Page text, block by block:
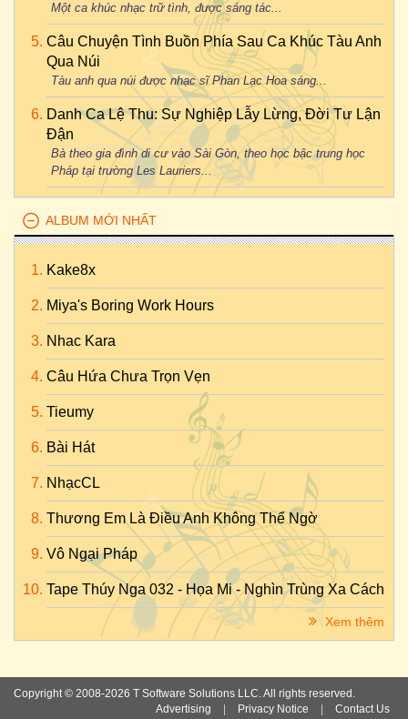
Một ca khúc nhạc trữ tình, được sáng tác...
Câu Chuyện Tình Buồn Phía Sau Ca Khúc Tàu Anh
Qua Núi
Tàu anh qua núi được nhạc sĩ Phan Lạc Hoa sáng...
Danh Ca Lệ Thu: Sự Nghiệp Lẫy Lừng, Đời Tư Lận
Đận
Bà theo gia đình di cư vào Sài Gòn, theo học bậc trung học
Pháp tại trường Les Lauriers...
ALBUM MỚI NHẤT
Kake8x
Miya's Boring Work Hours
Nhac Kara
Câu Hứa Chưa Trọn Vẹn
Tieumy
Bài Hát
NhạcCL
Thương Em Là Điều Anh Không Thể Ngờ
Vô Ngại Pháp
Tape Thúy Nga 032 - Họa Mi - Nghìn Trùng Xa Cách
Xem thêm
Copyright © 2008-2026 T Software Solutions LLC. All rights reserved.
Advertising
Privacy Notice Contact Us